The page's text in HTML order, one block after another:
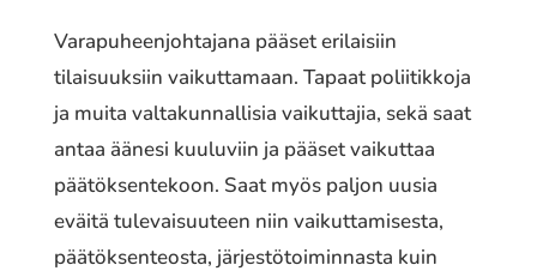
Varapuheenjohtajana pääset erilaisiin
tilaisuuksiin vaikuttamaan. Tapaat poliitikkoja
ja muita valtakunnallisia vaikuttajia, sekä saat
antaa äänesi kuuluviin ja pääset vaikuttaa
päätöksentekoon. Saat myös paljon uusia
eväitä tulevaisuuteen niin vaikuttamisesta,
päätöksenteosta, järjestötoiminnasta kuin